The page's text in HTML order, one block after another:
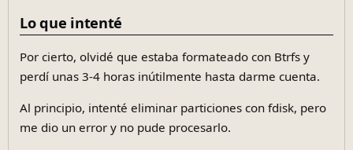
Lo que intenté
Por cierto, olvidé que estaba formateado con Btrfs y
perdí unas 3-4 horas inútilmente hasta darme cuenta.
Al principio, intenté eliminar particiones con fdisk, pero
me dio un error y no pude procesarlo.